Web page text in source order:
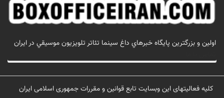
اولين و بزرگترين پايگاه خبرهاي داغ سينما تئاتر تلويزيون موسيقي در ايران
کلیه فعالیتهای این وبسایت تابع قوانین و مقررات جمهوری اسلامی ایران